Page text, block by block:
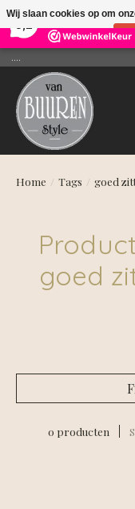
26
....
Home / Tags / goed
goed
0 producten
Wij slaan cookies op om
Nee